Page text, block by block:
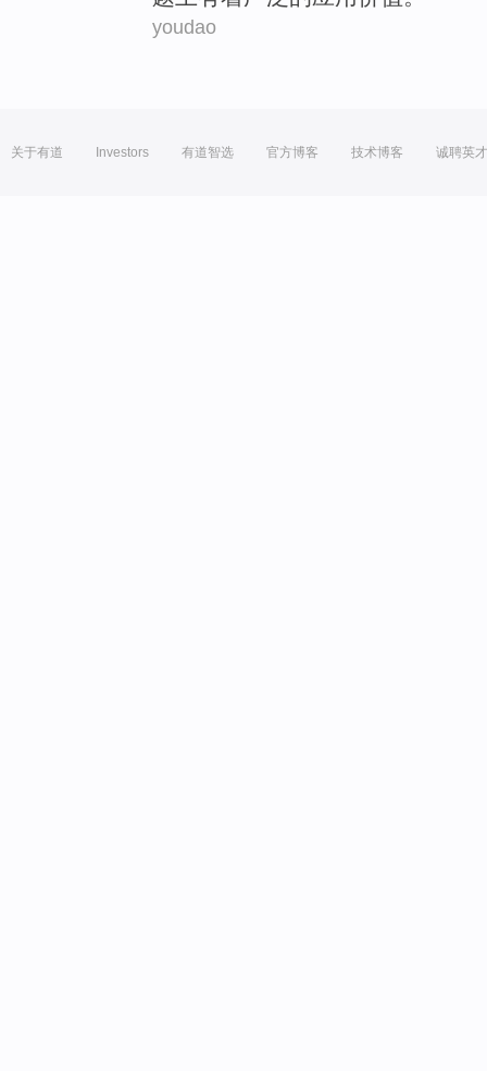
youdao
关于有道 Investors 有道智选 官方博客 技术博客 诚聘英才